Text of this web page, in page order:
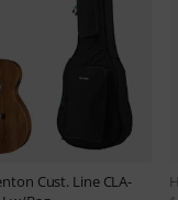
Cust. Line CLA-